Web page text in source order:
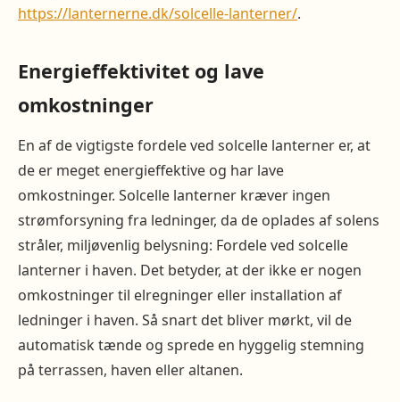
https://lanternerne.dk/solcelle-lanterner/.
Energieffektivitet og lave
omkostninger
En af de vigtigste fordele ved solcelle lanterner er, at
de er meget energieffektive og har lave
omkostninger. Solcelle lanterner kræver ingen
strømforsyning fra ledninger, da de oplades af solens
stråler, miljøvenlig belysning: Fordele ved solcelle
lanterner i haven. Det betyder, at der ikke er nogen
omkostninger til elregninger eller installation af
ledninger i haven. Så snart det bliver mørkt, vil de
automatisk tænde og sprede en hyggelig stemning
på terrassen, haven eller altanen.